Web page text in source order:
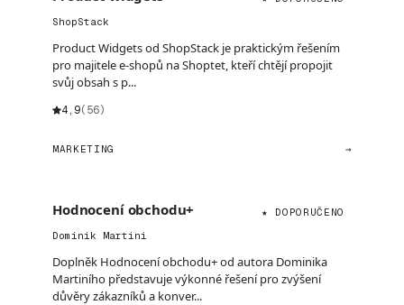
ShopStack
Product Widgets od ShopStack je praktickým řešením
pro majitele e-shopů na Shoptet, kteří chtějí propojit
svůj obsah s p...
4,9(56)
MARKETING →
Hodnocení obchodu+
★ DOPORUČENO
Dominik Martini
Doplněk Hodnocení obchodu+ od autora Dominika
Martiního představuje výkonné řešení pro zvýšení
důvěry zákazníků a konver...